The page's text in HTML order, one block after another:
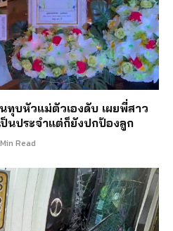
ทุบหัวแม่ตัวเองดับ เผยพี่สาว
นประจำแต่ก็ยังปกป้องลูก
Read